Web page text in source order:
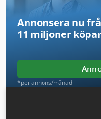
Annonsera nu
11 miljoner
*per annons/månad